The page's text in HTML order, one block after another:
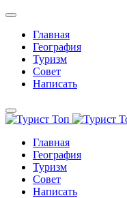
Главная
География
Туризм
Совет
Написать
Главная
География
Туризм
Совет
Написать